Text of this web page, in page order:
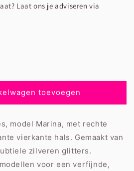
Laat ons je adviseren via
toevoegen
model Marina, met rechte
vierkante hals. Gemaakt van
zilveren glitters.
voor een verfijnde,